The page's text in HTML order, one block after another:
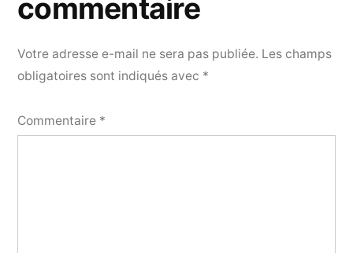
commentaire
Votre adresse e-mail ne sera pas publiée. Les champs
obligatoires sont indiqués avec *
Commentaire *